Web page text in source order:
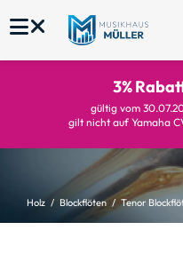
3%
gültig vom
gilt nicht auf Yamaha
Holz Blockflöten Tenor